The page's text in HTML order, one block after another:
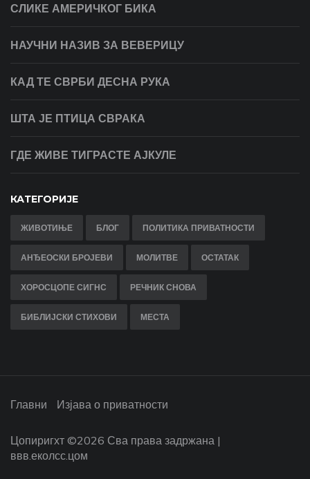
СЛИКЕ АМЕРИЧКОГ БИКА
НАУЧНИ НАЗИВ ЗА ВЕВЕРИЦУ
КАД ТЕ СВРБИ ДЕСНА РУКА
ШТА ЈЕ ПТИЦА СВРАКА
ГДЕ ЖИВЕ ТИГРАСТЕ АЈКУЛЕ
КАТЕГОРИЈЕ
ЖИВОТИЊЕ БЛОГ ПОЛИТИКА ПРИВАТНОСТИ
АНЂЕОСКИ БРОЈЕВИ МОЛИТВЕ ОСТАТАК
ХОРОСЦОПЕ СИГНС РЕЧНИК СНОВА
БИБЛИЈСКИ СТИХОВИ МЕСТА
Главни Изјава о приватности
Цопиригхт ©2026 Сва права задржана |
ввв.еколсс.цом